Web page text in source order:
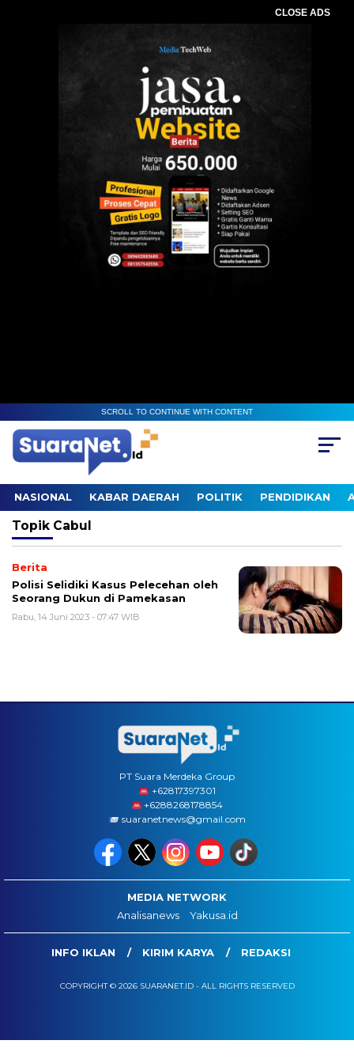
CLOSE ADS
SCROLL TO CONTINUE WITH CONTENT
NASIONAL KABAR DAERAH POLITIK PENDIDIKAN
Topik Cabul
Berita
Polisi Selidiki Kasus Pelecehan oleh
Seorang Dukun di Pamekasan
Rabu, 14 Juni 2023 - 07:47 WIB
PT Suara Merdeka Group
‪+62817397301
+6288268178854
suaranetnews@gmail.com
MEDIA NETWORK
Analisanews
Yakusa.id
INFO IKLAN KIRIM KARYA REDAKSI
COPYRIGHT © 2026 SUARANET.ID - ALL RIGHTS RESERVED